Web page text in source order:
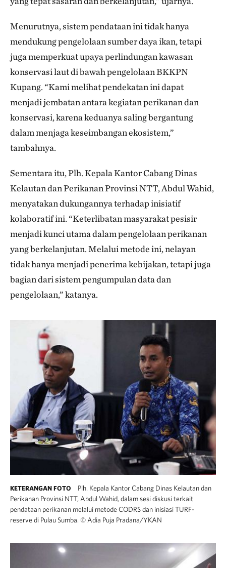
Menurutnya, sistem pendataan ini tidak hanya
mendukung pengelolaan sumber daya ikan, tetapi
juga memperkuat upaya perlindungan kawasan
konservasi laut di bawah pengelolaan BKKPN
Kupang. “Kami melihat pendekatan ini dapat
menjadi jembatan antara kegiatan perikanan dan
konservasi, karena keduanya saling bergantung
dalam menjaga keseimbangan ekosistem,”
tambahnya.
Sementara itu, Plh. Kepala Kantor Cabang Dinas
Kelautan dan Perikanan Provinsi NTT, Abdul Wahid,
menyatakan dukungannya terhadap inisiatif
kolaboratif ini. “Keterlibatan masyarakat pesisir
menjadi kunci utama dalam pengelolaan perikanan
yang berkelanjutan. Melalui metode ini, nelayan
tidak hanya menjadi penerima kebijakan, tetapi juga
bagian dari sistem pengumpulan data dan
pengelolaan,” katanya.
KETERANGAN FOTO
Plh. Kepala Kantor Cabang Dinas Kelautan dan
Perikanan Provinsi NTT, Abdul Wahid, dalam sesi diskusi terkait
pendataan perikanan melalui metode CODRS dan inisiasi TURF-
reserve di Pulau Sumba. © Adia Puja Pradana/YKAN